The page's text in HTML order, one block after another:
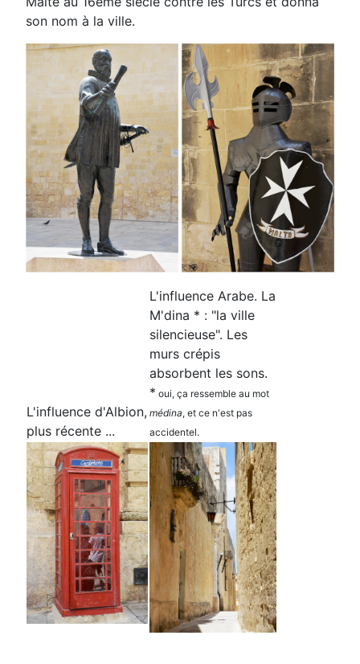
son nom à la ville.
L'influence d'Albion,
plus récente ...
L'influence Arabe. La
M'dina * : "la ville
silencieuse". Les
murs crépis
absorbent les sons.
* oui, ça ressemble au mot
médina, et ce n'est pas
accidentel.